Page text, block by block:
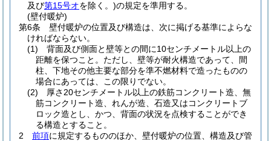
及び第15号オを除く。)の規定を準用する。
(壁付暖炉)
第6条
壁付暖炉の位置及び構造は、次に掲げる基準によらな
ければならない。
(1)
背面及び側面と壁等との間に10センチメートル以上の
距離を保つこと。 ただし、壁等が耐火構造であって、間
柱、下地その他主要な部分を準不燃材料で造ったものの
場合にあっては、この限りでない。
(2)
厚さ20センチメートル以上の鉄筋コンクリート造、無
筋コンクリート造、れんが造、石造又はコンクリートブ
ロック造とし、かつ、背面の状況を点検することができ
る構造とすること。
2
前項に規定するもののほか、壁付暖炉の位置、構造及び管